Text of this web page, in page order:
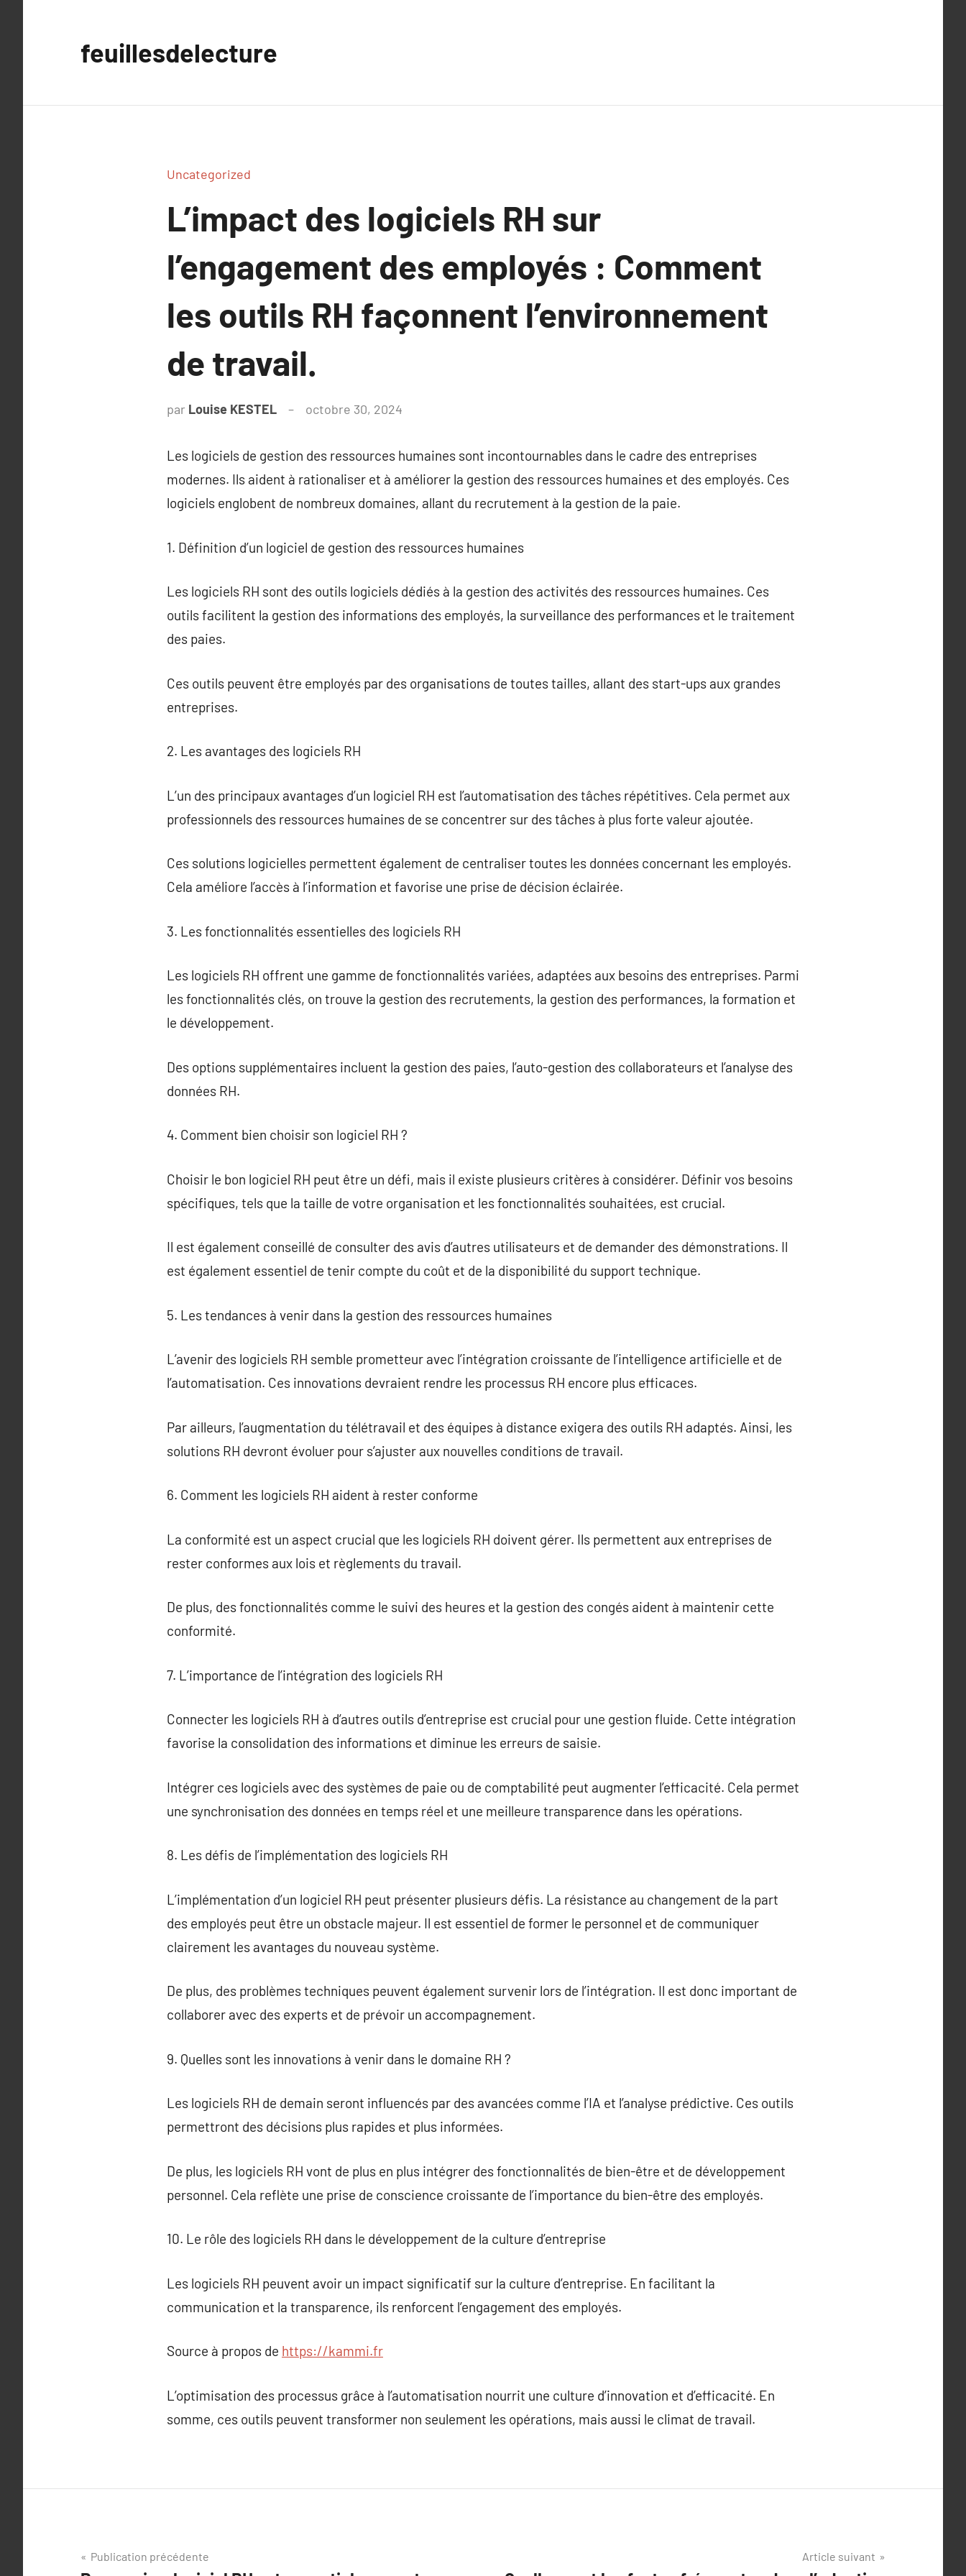
feuillesdelecture
Uncategorized
L’impact des logiciels RH sur
l’engagement des employés : Comment
les outils RH façonnent l’environnement
de travail.
par Louise KESTEL octobre 30, 2024
Les logiciels de gestion des ressources humaines sont incontournables dans le cadre des entreprises
modernes. Ils aident à rationaliser et à améliorer la gestion des ressources humaines et des employés. Ces
logiciels englobent de nombreux domaines, allant du recrutement à la gestion de la paie.
1. Définition d’un logiciel de gestion des ressources humaines
Les logiciels RH sont des outils logiciels dédiés à la gestion des activités des ressources humaines. Ces
outils facilitent la gestion des informations des employés, la surveillance des performances et le traitement
des paies.
Ces outils peuvent être employés par des organisations de toutes tailles, allant des start-ups aux grandes
entreprises.
2. Les avantages des logiciels RH
L’un des principaux avantages d’un logiciel RH est l’automatisation des tâches répétitives. Cela permet aux
professionnels des ressources humaines de se concentrer sur des tâches à plus forte valeur ajoutée.
Ces solutions logicielles permettent également de centraliser toutes les données concernant les employés.
Cela améliore l’accès à l’information et favorise une prise de décision éclairée.
3. Les fonctionnalités essentielles des logiciels RH
Les logiciels RH offrent une gamme de fonctionnalités variées, adaptées aux besoins des entreprises. Parmi
les fonctionnalités clés, on trouve la gestion des recrutements, la gestion des performances, la formation et
le développement.
Des options supplémentaires incluent la gestion des paies, l’auto-gestion des collaborateurs et l’analyse des
données RH.
4. Comment bien choisir son logiciel RH ?
Choisir le bon logiciel RH peut être un défi, mais il existe plusieurs critères à considérer. Définir vos besoins
spécifiques, tels que la taille de votre organisation et les fonctionnalités souhaitées, est crucial.
Il est également conseillé de consulter des avis d’autres utilisateurs et de demander des démonstrations. Il
est également essentiel de tenir compte du coût et de la disponibilité du support technique.
5. Les tendances à venir dans la gestion des ressources humaines
L’avenir des logiciels RH semble prometteur avec l’intégration croissante de l’intelligence artificielle et de
l’automatisation. Ces innovations devraient rendre les processus RH encore plus efficaces.
Par ailleurs, l’augmentation du télétravail et des équipes à distance exigera des outils RH adaptés. Ainsi, les
solutions RH devront évoluer pour s’ajuster aux nouvelles conditions de travail.
6. Comment les logiciels RH aident à rester conforme
La conformité est un aspect crucial que les logiciels RH doivent gérer. Ils permettent aux entreprises de
rester conformes aux lois et règlements du travail.
De plus, des fonctionnalités comme le suivi des heures et la gestion des congés aident à maintenir cette
conformité.
7. L’importance de l’intégration des logiciels RH
Connecter les logiciels RH à d’autres outils d’entreprise est crucial pour une gestion fluide. Cette intégration
favorise la consolidation des informations et diminue les erreurs de saisie.
Intégrer ces logiciels avec des systèmes de paie ou de comptabilité peut augmenter l’efficacité. Cela permet
une synchronisation des données en temps réel et une meilleure transparence dans les opérations.
8. Les défis de l’implémentation des logiciels RH
L’implémentation d’un logiciel RH peut présenter plusieurs défis. La résistance au changement de la part
des employés peut être un obstacle majeur. Il est essentiel de former le personnel et de communiquer
clairement les avantages du nouveau système.
De plus, des problèmes techniques peuvent également survenir lors de l’intégration. Il est donc important de
collaborer avec des experts et de prévoir un accompagnement.
9. Quelles sont les innovations à venir dans le domaine RH ?
Les logiciels RH de demain seront influencés par des avancées comme l’IA et l’analyse prédictive. Ces outils
permettront des décisions plus rapides et plus informées.
De plus, les logiciels RH vont de plus en plus intégrer des fonctionnalités de bien-être et de développement
personnel. Cela reflète une prise de conscience croissante de l’importance du bien-être des employés.
10. Le rôle des logiciels RH dans le développement de la culture d’entreprise
Les logiciels RH peuvent avoir un impact significatif sur la culture d’entreprise. En facilitant la
communication et la transparence, ils renforcent l’engagement des employés.
Source à propos de https://kammi.fr
L’optimisation des processus grâce à l’automatisation nourrit une culture d’innovation et d’efficacité. En
somme, ces outils peuvent transformer non seulement les opérations, mais aussi le climat de travail.
Navigation
Publication précédente Article suivant